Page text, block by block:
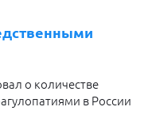
о количестве
в России